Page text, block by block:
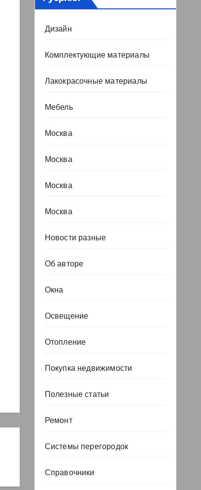
Дизайн
Комплектующие материалы
Лакокрасочные материалы
Мебель
Москва
Москва
Москва
Москва
Новости разные
Об авторе
Окна
Освещение
Отопление
Покупка недвижимости
Полезные статьи
Ремонт
Системы перегородок
Справочники